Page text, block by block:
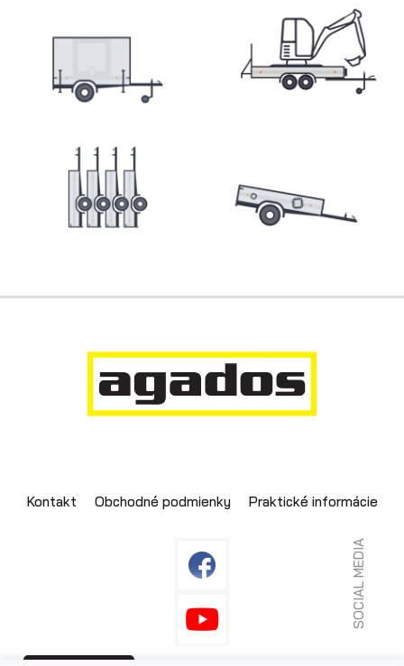
Výpredaj
Kontakt Obchodné podmienky Praktické informácie
SOCIAL MEDIA